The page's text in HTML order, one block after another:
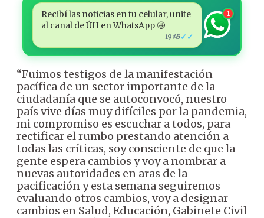
Recibí las noticias en tu celular, unite
al canal de ÚH en WhatsApp 🤩
19:45✓✓
1
“Fuimos testigos de la manifestación
pacífica de un sector importante de la
ciudadanía que se autoconvocó, nuestro
país vive días muy difíciles por la pandemia,
mi compromiso es escuchar a todos, para
rectificar el rumbo prestando atención a
todas las críticas, soy consciente de que la
gente espera cambios y voy a nombrar a
nuevas autoridades en aras de la
pacificación y esta semana seguiremos
evaluando otros cambios, voy a designar
cambios en Salud, Educación, Gabinete Civil